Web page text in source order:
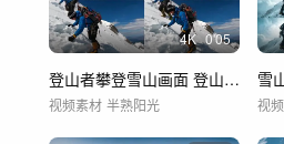
4K 0'05
登山者攀登雪山画面 登山者雪山攀登挑战
视频素材 半熟阳光
雪
视